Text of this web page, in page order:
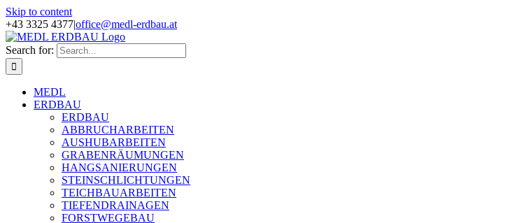
Skip to content
+43 3325 4377|office@medl-erdbau.at
Search for:
MEDL
ERDBAU
ERDBAU
ABBRUCHARBEITEN
AUSHUBARBEITEN
GRABENRÄUMUNGEN
HANGSANIERUNGEN
STEINSCHLICHTUNGEN
TEICHBAUARBEITEN
TIEFENDRAINAGEN
FORSTWEGEBAU